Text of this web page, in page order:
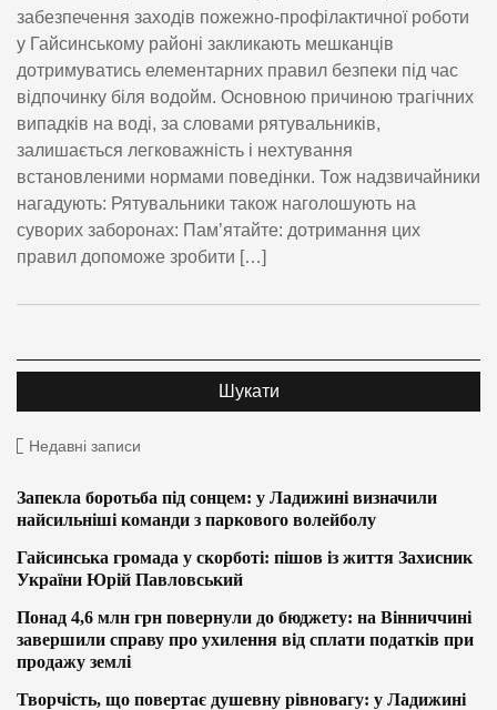
забезпечення заходів пожежно-профілактичної роботи
у Гайсинському районі закликають мешканців
дотримуватись елементарних правил безпеки під час
відпочинку біля водойм. Основною причиною трагічних
випадків на воді, за словами рятувальників,
залишається легковажність і нехтування
встановленими нормами поведінки. Тож надзвичайники
нагадують: Рятувальники також наголошують на
суворих заборонах: Пам’ятайте: дотримання цих
правил допоможе зробити […]
Недавні записи
Запекла боротьба під сонцем: у Ладижині визначили
найсильніші команди з паркового волейболу
Гайсинська громада у скорботі: пішов із життя Захисник
України Юрій Павловський
Понад 4,6 млн грн повернули до бюджету: на Вінниччині
завершили справу про ухилення від сплати податків при
продажу землі
Творчість, що повертає душевну рівновагу: у Ладижині